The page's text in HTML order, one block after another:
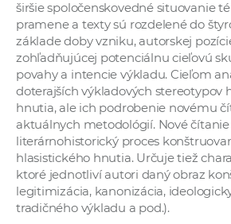
širšie spoločenskovedné situovanie
pramene a texty sú rozdelené do
základe doby vzniku, autorskej
zohľadňujúcej potenciálnu cieľovú
povahy a intencie výkladu. Cieľom
doterajších výkladových stereotypov
hnutia, ale ich podrobenie novému
aktuálnych metodológií. Nové
literárnohistorický proces
hlasistického hnutia. Určuje tiež
ktoré jednotliví autori daný obraz
legitimizácia, kanonizácia,
tradičného výkladu a pod.).